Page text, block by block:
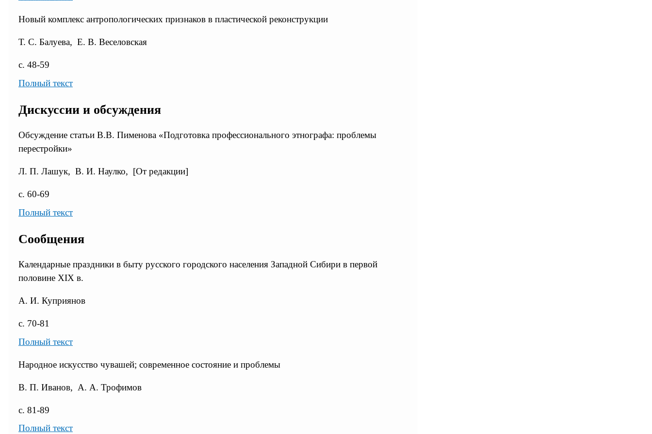
Новый комплекс антропологических признаков в пластической реконструкции
Т. С. Балуева, Е. В. Веселовская
с. 48-59
Полный текст
Дискуссии и обсуждения
Обсуждение статьи В.В. Пименова «Подготовка профессионального этнографа: проблемы
перестройки»
Л. П. Лашук, В. И. Наулко, [От редакции]
с. 60-69
Полный текст
Сообщения
Календарные праздники в быту русского городского населения Западной Сибири в первой
половине XIX в.
А. И. Куприянов
с. 70-81
Полный текст
Народное искусство чувашей; современное состояние и проблемы
В. П. Иванов, А. А. Трофимов
с. 81-89
Полный текст